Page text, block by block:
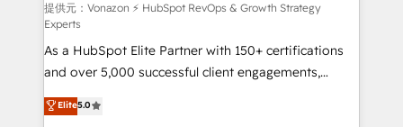
support client (data migration, synchronisation API,
audit et maintenance) ➤ La création de sites internet
de conversion qui transforment les visiteurs en
opportunités d'affaires ➤ La mise en place de
stratégies d'acquisition marketing (SEO, SEA,
inbound, automatisation marketing, ABM, IA,
提供元：Vonazon ⚡ HubSpot RevOps & Growth Strategy
Experts
As a HubSpot Elite Partner with 150+ certifications
and over 5,000 successful client engagements,
Vonazon turns marketing complexity into
measurable, scalable growth. From onboarding to
Elite5.0